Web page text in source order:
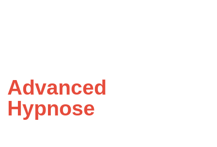
Advanced
Hypnose